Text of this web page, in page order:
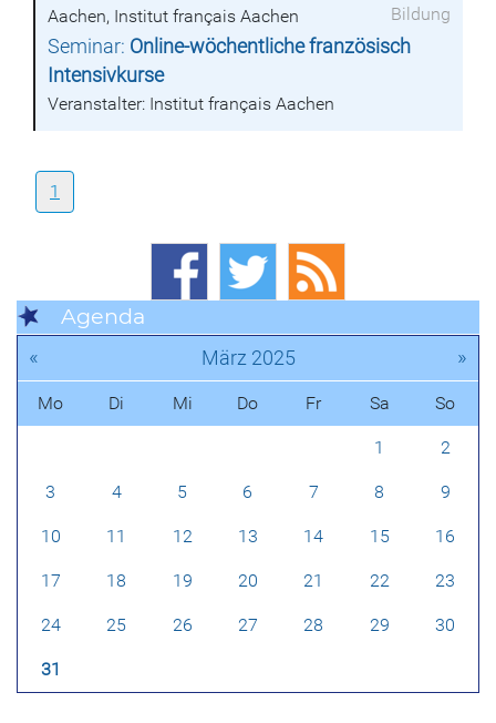
Bildung
Aachen, Institut français Aachen
Seminar: Online-wöchentliche französisch
Intensivkurse
Veranstalter: Institut français Aachen
1
Agenda
« März 2025 »
Mo Di Mi Do Fr Sa So
1 2
3 4 5 6 7 8 9
10 11 12 13 14 15 16
17 18 19 20 21 22 23
24 25 26 27 28 29 30
31